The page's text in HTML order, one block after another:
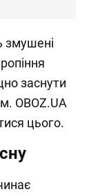
змушені
заснути
OBOZ.UA
цього.